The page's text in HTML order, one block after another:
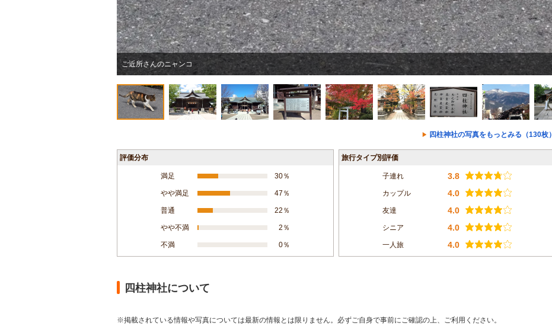
ご近所さんのニャンコ
四柱神社の写真をもっとみる（130枚）
評価分布
満足 30％
やや満足 47％
普通 22％
やや不満 2％
不満 0％
旅行タイプ別評価
子連れ 3.8
カップル 4.0
友達 4.0
シニア 4.0
一人旅 4.0
四柱神社について
※掲載されている情報や写真については最新の情報とは限りません。必ずご自身で事前にご確認の上、ご利用ください。